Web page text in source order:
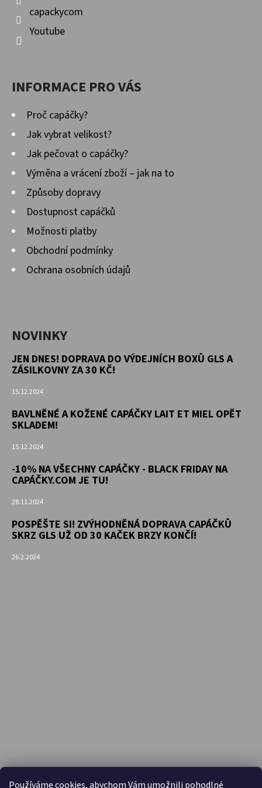
Používáme cookies, abychom Vám umožnili pohodlné
capackycom
Youtube
INFORMACE PRO VÁS
Proč capáčky?
Jak vybrat velikost?
Jak pečovat o capáčky?
Výměna a vrácení zboží – jak na to
Způsoby dopravy
Dostupnost capáčků
Možnosti platby
Obchodní podmínky
Ochrana osobních údajů
NOVINKY
JEN DNES! DOPRAVA DO VÝDEJNÍCH BOXŮ GLS A
ZÁSILKOVNY ZA 30 KČ!
15.12.2024
BAVLNĚNÉ A KOŽENÉ CAPÁČKY LAIT ET MIEL OPĚT
SKLADEM!
15.12.2024
-10% NA VŠECHNY CAPÁČKY - BLACK FRIDAY NA
CAPÁČKY.COM JE TU!
28.11.2024
POSPĚŠTE SI! ZVÝHODNĚNÁ DOPRAVA CAPÁČKŮ
SKRZ GLS UŽ OD 30 KAČEK BRZY KONČÍ!
26.2.2024